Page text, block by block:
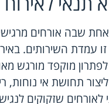
שבה אורחים
עמדת השירותים.
לפתרון מוקפד מורגש
תחושת אי נוחות,
שזקוקים